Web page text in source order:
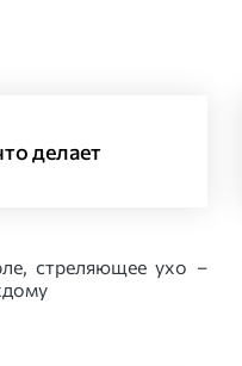
делает
стреляющее ухо –